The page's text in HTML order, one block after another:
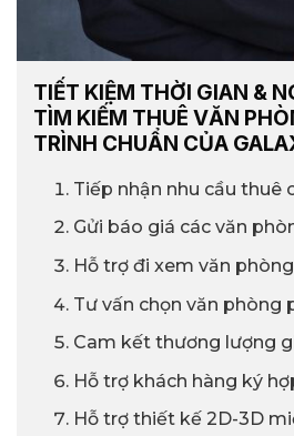
TIẾT KIỆM THỜI GIAN &
TÌM KIẾM THUÊ VĂN
TRÌNH CHUẨN CỦA
Tiếp nhận nhu cầu thuê
Gửi báo giá các văn
Hỗ trợ đi xem văn
Tư vấn chọn văn phòng
Cam kết thương lượng
Hỗ trợ khách hàng ký
Hỗ trợ thiết kế 2D-3D